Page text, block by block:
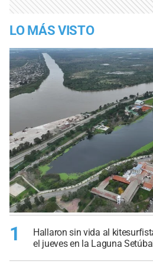
LO MÁS VISTO
1
Hallaron sin vida al
el jueves en la Laguna